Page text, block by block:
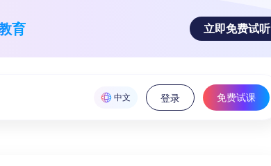
育 立即免费试听
中文 登录 免费试课